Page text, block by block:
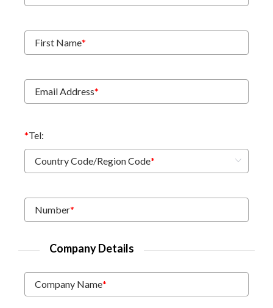
First Name*
Email Address*
*Tel:
Country Code/Region Code*
Number*
Company Details
Company Name*